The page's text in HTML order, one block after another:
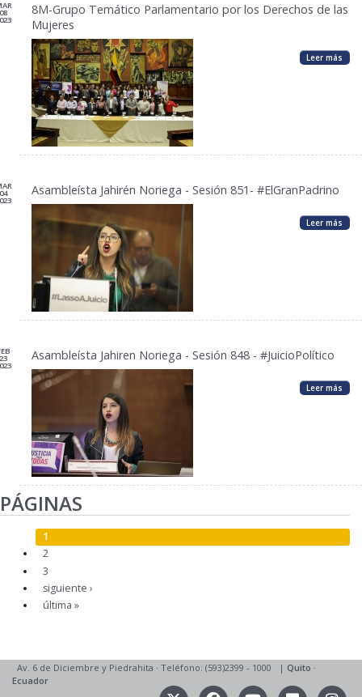
08
8M-Grupo Temático Parlamentario por los Derechos de las
Mujeres
Leer más
04 Asambleísta Jahirén Noriega - Sesión 851- #ElGranPadrino
Leer más
23 Asambleísta Jahiren Noriega - Sesión 848 - #JuicioPolítico
Leer más
PÁGINAS
1
2
3
siguiente ›
última »
Av. 6 de Diciembre y Piedrahita · Teléfono: (593)2399 - 1000 | Quito ·
Ecuador